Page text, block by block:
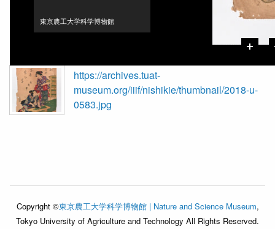
https://archives.tuat-
museum.org/iiif/nishikie/thumbnail/2018-u-
0583.jpg
東京農工大学科学博物館
Copyright ©東京農工大学科学博物館 | Nature and Science Museum,
Tokyo University of Agriculture and Technology All Rights Reserved.